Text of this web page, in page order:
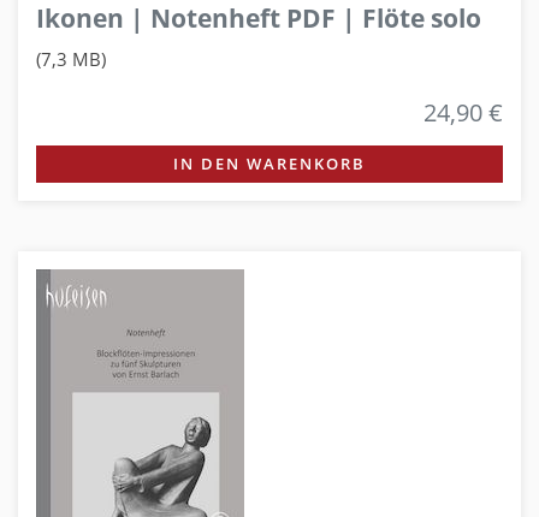
Ikonen | Notenheft PDF | Flöte solo
(7,3 MB)
24,90 €
IN DEN WARENKORB